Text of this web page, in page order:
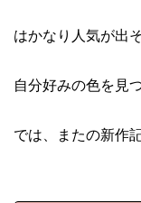
はかなり人気が出
自分好みの色を見
では、またの新作